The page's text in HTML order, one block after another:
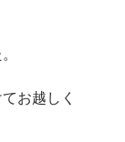
お越しく